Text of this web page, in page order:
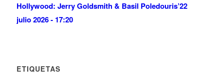
Hollywood: Jerry Goldsmith & Basil Poledouris’22
julio 2026 - 17:20
ETIQUETAS